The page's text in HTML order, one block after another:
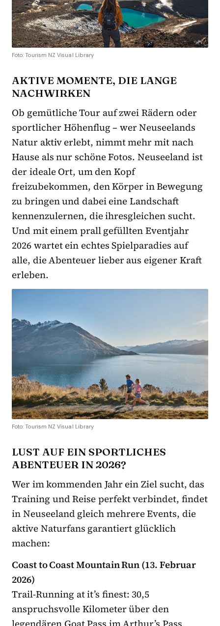
Foto: Tourism NZ Visual Library
AKTIVE MOMENTE, DIE LANGE
NACHWIRKEN
Ob gemütliche Tour auf zwei Rädern oder
sportlicher Höhenflug – wer Neuseelands
Natur aktiv erlebt, nimmt mehr mit nach
Hause als nur schöne Fotos. Neuseeland ist
der ideale Ort, um den Kopf
freizubekommen, den Körper in Bewegung
zu bringen und dabei eine Landschaft
kennenzulernen, die ihresgleichen sucht.
Und mit einem prall gefüllten Eventjahr
2026 wartet ein echtes Spielparadies auf
alle, die Abenteuer lieber aus eigener Kraft
erleben.
Foto: Tourism NZ Visual Library
LUST AUF EIN SPORTLICHES
ABENTEUER IN 2026?
Wer im kommenden Jahr ein Ziel sucht, das
Training und Reise perfekt verbindet, findet
in Neuseeland gleich mehrere Events, die
aktive Naturfans garantiert glücklich
machen:
Coast to Coast Mountain Run (13. Februar
2026)
Trail-Running at it’s finest: 30,5
anspruchsvolle Kilometer über den
legendären Goat Pass im Arthur’s Pass